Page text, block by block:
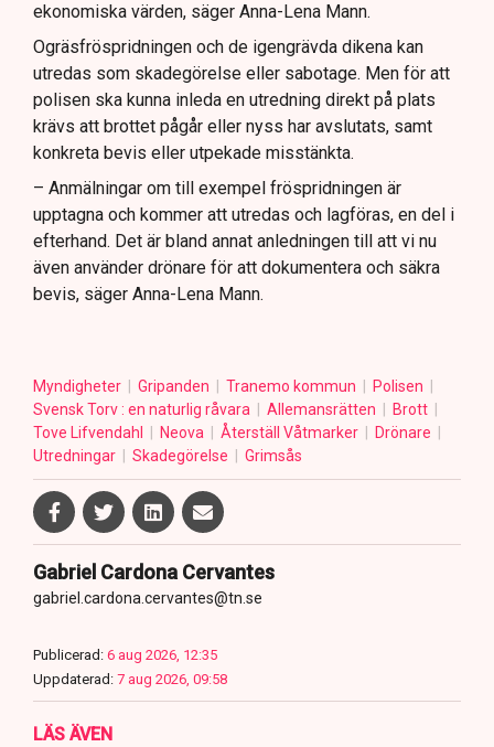
ekonomiska värden, säger Anna-Lena Mann.
Ogräsfröspridningen och de igengrävda dikena kan
utredas som skadegörelse eller sabotage. Men för att
polisen ska kunna inleda en utredning direkt på plats
krävs att brottet pågår eller nyss har avslutats, samt
konkreta bevis eller utpekade misstänkta.
– Anmälningar om till exempel fröspridningen är
upptagna och kommer att utredas och lagföras, en del i
efterhand. Det är bland annat anledningen till att vi nu
även använder drönare för att dokumentera och säkra
bevis, säger Anna-Lena Mann.
Myndigheter Gripanden Tranemo kommun
Polisen
Svensk Torv : en naturlig råvara
Allemansrätten
Brott
Tove Lifvendahl
Neova Återställ Våtmarker
Drönare
Utredningar
Skadegörelse Grimsås
Gabriel Cardona Cervantes
gabriel.cardona.cervantes@tn.se
Publicerad: 6 aug 2026, 12:35
Uppdaterad: 7 aug 2026, 09:58
LÄS ÄVEN